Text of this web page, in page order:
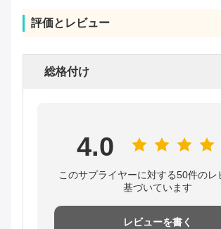
評価とレビュー
総格付け
4.0
このサプライヤーに対する50件のレ
基づいています
レビューを書く